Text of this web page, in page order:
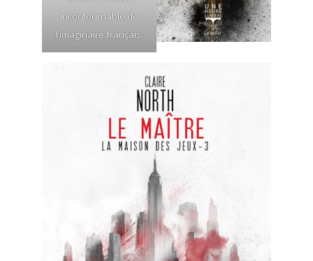
incontournable de
l’imaginaire français.